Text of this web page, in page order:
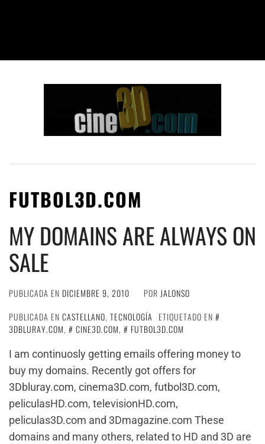
FUTBOL3D.COM
MY DOMAINS ARE ALWAYS ON
SALE
PUBLICADA EN DICIEMBRE 9, 2010 POR JALONSO
PUBLICADA EN CASTELLANO, TECNOLOGÍA
ETIQUETADO EN
3DBLURAY.COM, CINE3D.COM,
FUTBOL3D.COM
I am continuosly getting emails offering money to
buy my domains. Recently got offers for
3Dbluray.com, cinema3D.com, futbol3D.com,
peliculasHD.com, televisionHD.com,
peliculas3D.com and 3Dmagazine.com These
domains and many others, related to HD and 3D are